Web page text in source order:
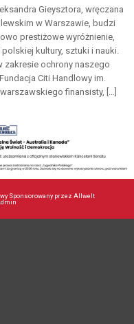
Gieysztora, wręczana
w Warszawie, budzi
prestiżowe wyróżnienie,
kultury, sztuki i nauki.
zakresie ochrony naszego
Citi Handlowy im.
finansisty, […]
Sponsorowany przez Allwelt